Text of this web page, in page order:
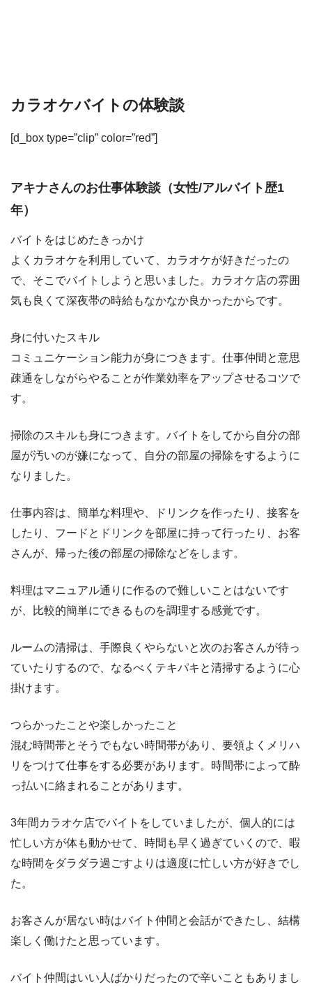
カラオケバイトの体験談
[d_box type=”clip” color=”red”]
アキナさんのお仕事体験談（女性/アルバイト歴1
年）
バイトをはじめたきっかけ
よくカラオケを利用していて、カラオケが好きだったの
で、そこでバイトしようと思いました。カラオケ店の雰囲
気も良くて深夜帯の時給もなかなか良かったからです。
身に付いたスキル
コミュニケーション能力が身につきます。仕事仲間と意思
疎通をしながらやることが作業効率をアップさせるコツで
す。
掃除のスキルも身につきます。バイトをしてから自分の部
屋が汚いのが嫌になって、自分の部屋の掃除をするように
なりました。
仕事内容は、簡単な料理や、ドリンクを作ったり、接客を
したり、フードとドリンクを部屋に持って行ったり、お客
さんが、帰った後の部屋の掃除などをします。
料理はマニュアル通りに作るので難しいことはないです
が、比較的簡単にできるものを調理する感覚です。
ルームの清掃は、手際良くやらないと次のお客さんが待っ
ていたりするので、なるべくテキパキと清掃するように心
掛けます。
つらかったことや楽しかったこと
混む時間帯とそうでもない時間帯があり、要領よくメリハ
リをつけて仕事をする必要があります。時間帯によって酔
っ払いに絡まれることがあります。
3年間カラオケ店でバイトをしていましたが、個人的には
忙しい方が体も動かせて、時間も早く過ぎていくので、暇
な時間をダラダラ過ごすよりは適度に忙しい方が好きでし
た。
お客さんが居ない時はバイト仲間と会話ができたし、結構
楽しく働けたと思っています。
バイト仲間はいい人ばかりだったので辛いこともありまし